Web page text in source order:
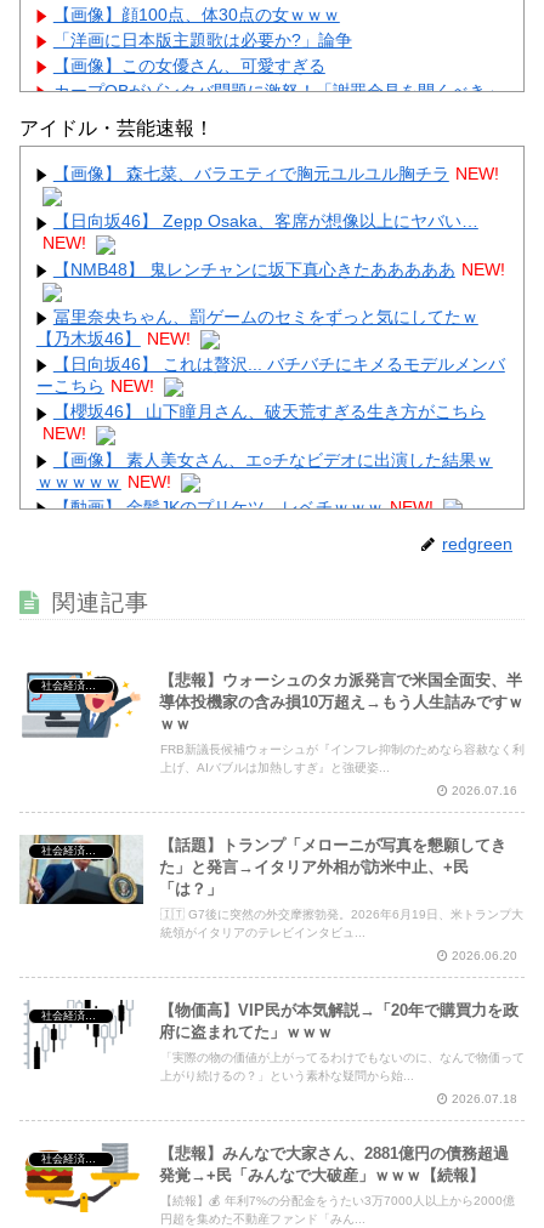
【画像】顔100点、体30点の女ｗｗｗ
「洋画に日本版主題歌は必要か?」論争
【画像】この女優さん、可愛すぎる
カープOBがゾンタバ問題に激怒！「謝罪会見を開くべき」
【画像】顔100点、体30点の女ｗｗｗ
Powered by livedoor 相互RSS
アイドル・芸能速報！
【画像】 森七菜、バラエティで胸元ユルユル胸チラ NEW!
【日向坂46】 Zepp Osaka、客席が想像以上にヤバい…
NEW!
【NMB48】 鬼レンチャンに坂下真心きたあああああ NEW!
冨里奈央ちゃん、罰ゲームのセミをずっと気にしてたｗ
【乃木坂46】
NEW!
【日向坂46】 これは贅沢... バチバチにキメるモデルメンバ
ーこちら NEW!
【櫻坂46】 山下瞳月さん、破天荒すぎる生き方がこちら
NEW!
【画像】 素人美女さん、エ○チなビデオに出演した結果ｗ
ｗｗｗｗｗ NEW!
【動画】 金髪JKのプリケツ、レベチｗｗｗ NEW!
【画像】 TWICE・モモ(30)、またしてもエチエチボデーを
グ！！【GIF動画あり】
Powered by livedoor 相互RSS
redgreen
関連記事
【悲報】ウォーシュのタカ派発言で米国全面安、半
導体投機家の含み損10万超え→もう人生詰みですｗ
ｗｗ
FRB新議長候補ウォーシュが『インフレ抑制のためなら容赦なく利
上げ、AIバブルは加熱しすぎ』と強硬姿...
2026.07.16
【話題】トランプ「メローニが写真を懇願してき
た」と発言→イタリア外相が訪米中止、+民
「は？」
🇮🇹 G7後に突然の外交摩擦勃発。2026年6月19日、米トランプ大
統領がイタリアのテレビインタビュ...
2026.06.20
【物価高】VIP民が本気解説→「20年で購買力を政
府に盗まれてた」ｗｗｗ
「実際の物の価値が上がってるわけでもないのに、なんで物価って
上がり続けるの？」という素朴な疑問から始...
2026.07.18
【悲報】みんなで大家さん、2881億円の債務超過
発覚→+民「みんなで大破産」ｗｗｗ【続報】
【続報】💰 年利7%の分配金をうたい3万7000人以上から2000億
円超を集めた不動産ファンド「みん...